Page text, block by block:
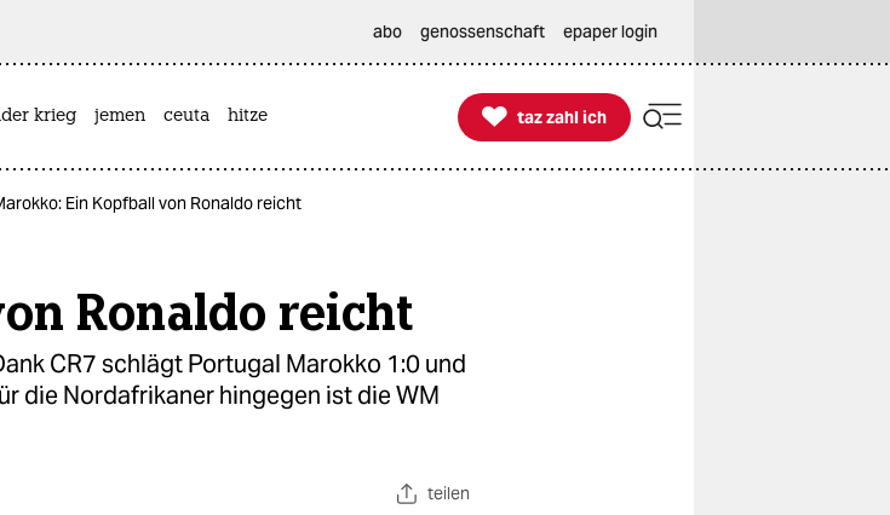
abo genossenschaft epaper login
krieg jemen ceuta hitze 
taz zahl ich
taz zahl ich
Ein Kopfball von Ronaldo reicht
Ronaldo reicht
CR7 schlägt Portugal Marokko 1:0 und
die Nordafrikaner hingegen ist die WM
teilen